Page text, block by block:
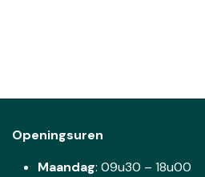
Openingsuren
Maandag: 09u30 – 18u00